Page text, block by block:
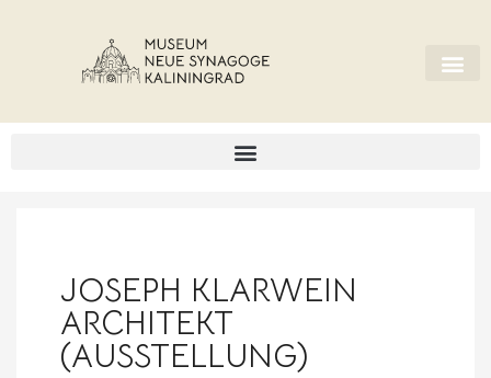
JOSEPH KLARWEIN
ARCHITEKT
(AUSSTELLUNG)